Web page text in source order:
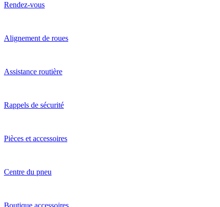
Rendez-vous
Alignement de roues
Assistance routière
Rappels de sécurité
Pièces et accessoires
Centre du pneu
Boutique accessoires